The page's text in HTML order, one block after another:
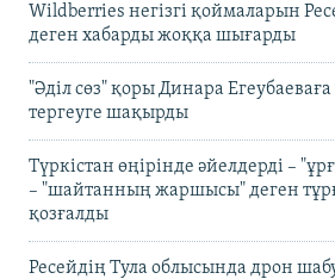
Wildberries негізгі қоймаларын
деген хабарды жоққа шығарды
"Әділ сөз" қоры Динара
тергеуге шақырды
Түркістан өңірінде әйелдерді –
– "шайтанның жаршысы" деген
қозғалды
Ресейдің Тула облысында дрон